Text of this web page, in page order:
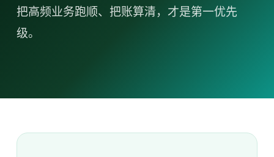
把高频业务跑顺、把账算清，才是第一优先
级。